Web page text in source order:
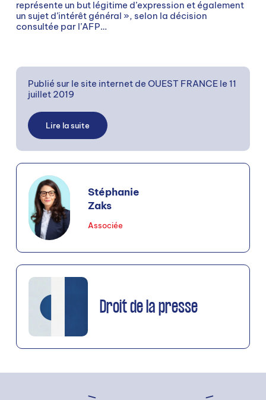
représente un but légitime d’expression et également
un sujet d’intérêt général », selon la décision
consultée par l’AFP…
Publié sur le site internet de OUEST FRANCE le 11
juillet 2019
Lire la suite
Stéphanie
Zaks
Associée
Droit de la presse